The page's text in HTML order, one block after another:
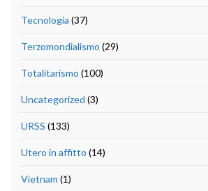
Tecnologia (37)
Terzomondialismo (29)
Totalitarismo (100)
Uncategorized (3)
URSS (133)
Utero in affitto (14)
Vietnam (1)